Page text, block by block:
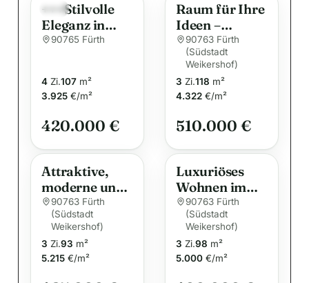
+++Stilvolle
Eleganz in
Fürth-
90765 Fürth
4 Zi.107 m²
3.925 €/m²
420.000 €
Raum für Ihre
Ideen –
Eigentumswo
hnung im
Herzen von
Fürth
90763 Fürth
(Südstadt
Weikershof)
3 Zi.118 m²
4.322 €/m²
510.000 €
Attraktive,
moderne und
helle 3-
Zimmer-
Seniorenwohn
ung mit
Dachterrasse
90763 Fürth
(Südstadt
Weikershof)
3 Zi.93 m²
5.215 €/m²
Luxuriöses
Wohnen im
„Carré Vita“
mit zwei
Terrassen &
Skyline-Flair!
90763 Fürth
(Südstadt
Weikershof)
3 Zi.98 m²
5.000 €/m²